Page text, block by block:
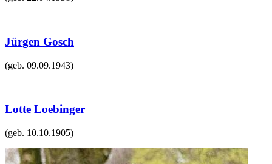
Jürgen Gosch
(geb. 09.09.1943)
Lotte Loebinger
(geb. 10.10.1905)